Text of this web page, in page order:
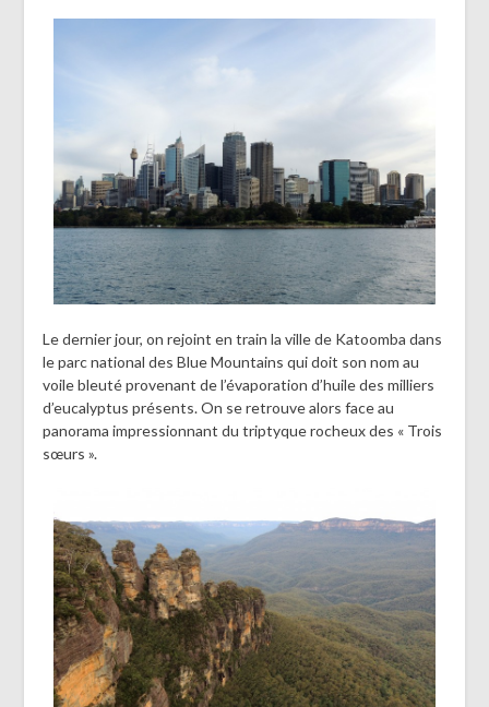
Le dernier jour, on rejoint en train la ville de Katoomba dans
le parc national des Blue Mountains qui doit son nom au
voile bleuté provenant de l’évaporation d’huile des milliers
d’eucalyptus présents. On se retrouve alors face au
panorama impressionnant du triptyque rocheux des « Trois
sœurs ».